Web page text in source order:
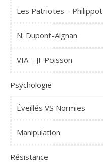
Les Patriotes – Philippot
N. Dupont-Aignan
VIA – JF Poisson
Psychologie
Éveillés VS Normies
Manipulation
Résistance